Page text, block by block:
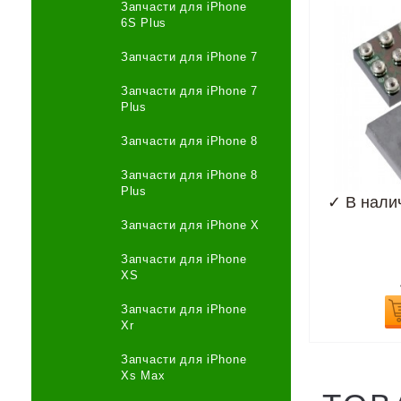
Запчасти для iPhone
6S Plus
Запчасти для iPhone 7
Запчасти для iPhone 7
Plus
Запчасти для iPhone 8
Запчасти для iPhone 8
Plus
Запчасти для iPhone X
Запчасти для iPhone
XS
Запчасти для iPhone
Xr
Запчасти для iPhone
Xs Max
✓ В